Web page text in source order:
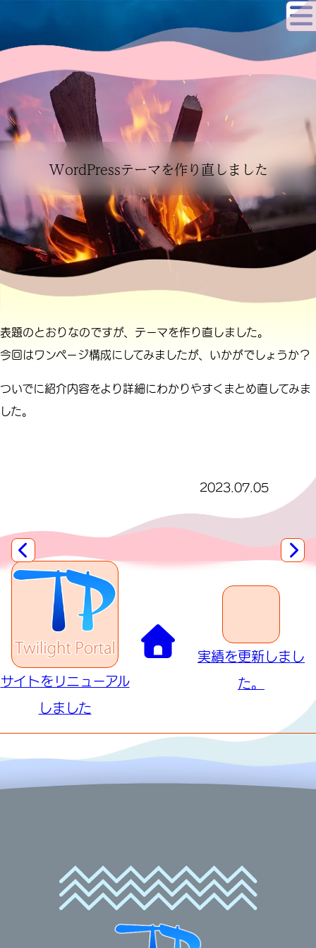
WordPressテーマを作り直しました
表題のとおりなのですが、テーマを作り直しました。
今回はワンページ構成にしてみましたが、いかがでしょうか？
ついでに紹介内容をより詳細にわかりやすくまとめ直してみま
した。
2023.07.05
サイトをリニューアル
しました
実績を更新しまし
た。